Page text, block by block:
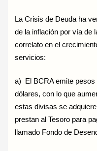
La Crisis de Deuda ha
de la inflación por vía de
correlato en el
servicios:
a) El BCRA emite
dólares, con lo que
estas divisas se
prestan al Tesoro para
llamado Fondo de